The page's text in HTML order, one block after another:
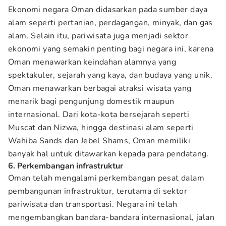
Ekonomi negara Oman didasarkan pada sumber daya
alam seperti pertanian, perdagangan, minyak, dan gas
alam. Selain itu, pariwisata juga menjadi sektor
ekonomi yang semakin penting bagi negara ini, karena
Oman menawarkan keindahan alamnya yang
spektakuler, sejarah yang kaya, dan budaya yang unik.
Oman menawarkan berbagai atraksi wisata yang
menarik bagi pengunjung domestik maupun
internasional. Dari kota-kota bersejarah seperti
Muscat dan Nizwa, hingga destinasi alam seperti
Wahiba Sands dan Jebel Shams, Oman memiliki
banyak hal untuk ditawarkan kepada para pendatang.
6. Perkembangan infrastruktur
Oman telah mengalami perkembangan pesat dalam
pembangunan infrastruktur, terutama di sektor
pariwisata dan transportasi. Negara ini telah
mengembangkan bandara-bandara internasional, jalan